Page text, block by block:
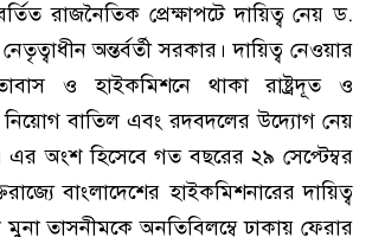
রাজনৈতিক প্রেক্ষাপটে দায়িত্ব নেয় ড.
অন্তর্বর্তী সরকার। দায়িত্ব নেওয়ার
ও হাইকমিশনে থাকা রাষ্ট্রদূত ও
নিয়োগ বাতিল এবং রদবদলের উদ্যোগ নেয়
এর অংশ হিসেবে গত বছরের ২৯ সেপ্টেম্বর
বাংলাদেশের হাইকমিশনারের দায়িত্ব
তাসনীমকে অনতিবিলম্বে ঢাকায় ফেরার